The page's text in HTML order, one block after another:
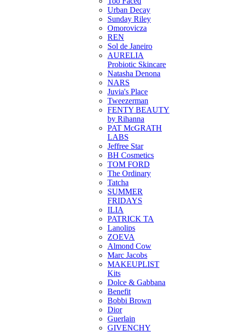
Urban Decay
Sunday Riley
Omorovicza
REN
Sol de Janeiro
AURELIA
Probiotic Skincare
Natasha Denona
NARS
Juvia's Place
Tweezerman
FENTY BEAUTY
by Rihanna
PAT McGRATH
LABS
Jeffree Star
BH Cosmetics
TOM FORD
The Ordinary
Tatcha
SUMMER
FRIDAYS
ILIA
PATRICK TA
Lanolips
ZOEVA
Almond Cow
Marc Jacobs
MAKEUPLIST
Kits
Dolce & Gabbana
Benefit
Bobbi Brown
Dior
Guerlain
GIVENCHY